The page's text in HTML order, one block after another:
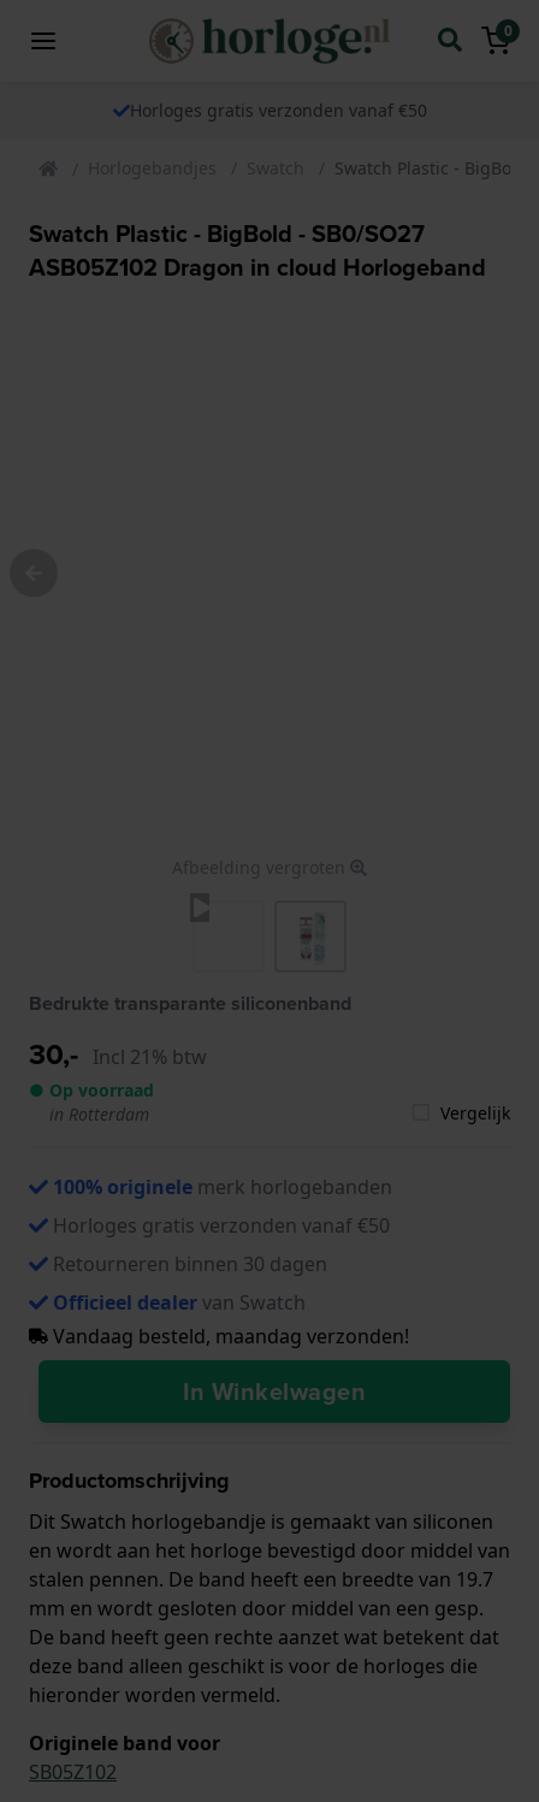
0
Horloges gratis verzonden vanaf €50
Horlogebandjes Swatch Swatch Plastic - BigBold
Swatch Plastic - BigBold - SB0/SO27
ASB05Z102 Dragon in cloud Horlogeband
Afbeelding vergroten
Bedrukte transparante siliconenband
30,- Incl 21% btw
● Op voorraad
in Rotterdam
Vergelijk
100% originele merk horlogebanden
Horloges gratis verzonden vanaf €50
Retourneren binnen 30 dagen
Officieel dealervan Swatch
Vandaag besteld, maandag verzonden!
In Winkelwagen
Productomschrijving
Dit Swatch horlogebandje is gemaakt van siliconen
en wordt aan het horloge bevestigd door middel van
stalen pennen. De band heeft een breedte van 19.7
mm en wordt gesloten door middel van een gesp.
De band heeft geen rechte aanzet wat betekent dat
deze band alleen geschikt is voor de horloges die
hieronder worden vermeld.
Originele band voor
SB05Z102